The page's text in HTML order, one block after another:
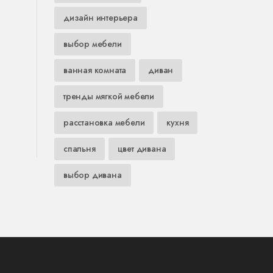
дизайн интерьера
выбор мебели
ванная комната диван
тренды мягкой мебели
расстановка мебели кухня
спальня цвет дивана
выбор дивана